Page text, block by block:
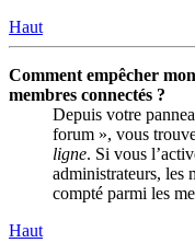
Haut
Comment empêcher
membres connectés ?
Depuis votre
forum », vous
ligne. Si vous
administrateurs, les
compté parmi les
Haut